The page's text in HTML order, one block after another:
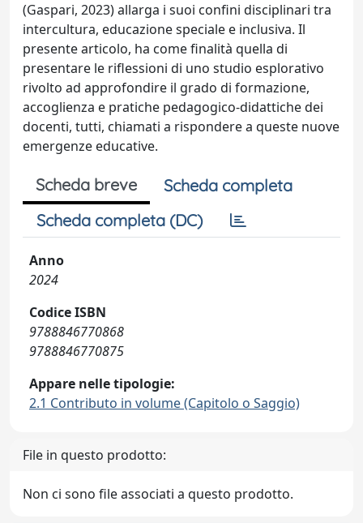
(Gaspari, 2023) allarga i suoi confini disciplinari tra
intercultura, educazione speciale e inclusiva. Il
presente articolo, ha come finalità quella di
presentare le riflessioni di uno studio esplorativo
rivolto ad approfondire il grado di formazione,
accoglienza e pratiche pedagogico-didattiche dei
docenti, tutti, chiamati a rispondere a queste nuove
emergenze educative.
Scheda breve
Scheda completa
Scheda completa (DC)
Anno
2024
Codice ISBN
9788846770868
9788846770875
Appare nelle tipologie:
2.1 Contributo in volume (Capitolo o Saggio)
File in questo prodotto:
Non ci sono file associati a questo prodotto.